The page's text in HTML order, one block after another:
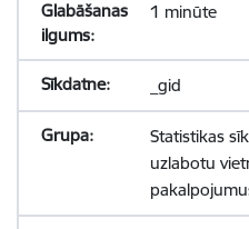
1 minūte
_gid
Statistikas
uzlabotu